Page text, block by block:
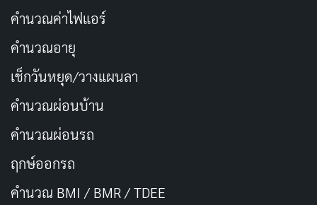
อีซอล (Lee Seol)ในบทโกเซยุนคือเซอร์ไพรส์ที่แท้จริง
ผู้บริหารหญิงที่แข็งกร้าวและตัดสินใจเด็ดขาด ฉากที่เธอ
เห็นครอบครัวที่มีความสุขระหว่างการออกไปตรวจงานนอก
สถานที่ แล้วน้ำตาไหลออกมาโดยไม่มีคำอธิบายใด ๆ คือ
หลังความเย็นชาของเซยุนมีบาดแผลลึกที่ยังไม่ได้ถูกเล่า
ส่วนคิมแดมยอง (Kim Dae-myung)
กัดไม่ปล่อย มอบอุปสรรคที่สมเหตุสมผลให้กับแทจู เพราะ
คำนวณค่าไฟแอร์
คำนวณอายุ
เช็กวันหยุด/วางแผนลา
คำนวณผ่อนบ้าน
คำนวณผ่อนรถ
ฤกษ์ออกรถ
คำนวณ BMI / BMR / TDEE